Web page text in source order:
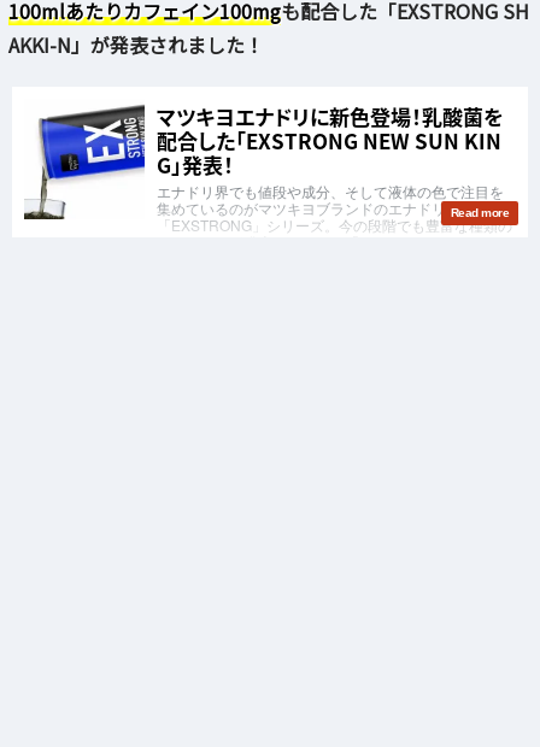
100mlあたりカフェイン100mgも配合した「EXSTRONG SH
AKKI-N」が発表されました！